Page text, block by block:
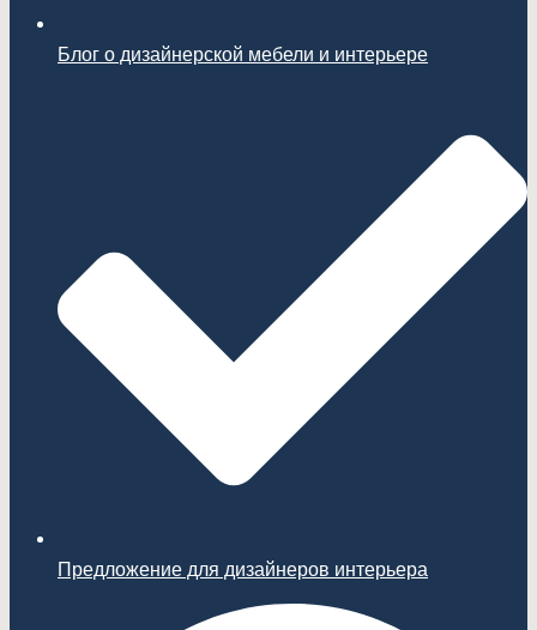
Блог о дизайнерской мебели и интерьере
Предложение для дизайнеров интерьера